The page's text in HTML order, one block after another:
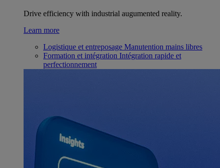
Drive efficiency with industrial augumented reality.
Learn more
Logistique et entreposage Manutention mains libres
Formation et intégration Intégration rapide et
perfectionnement